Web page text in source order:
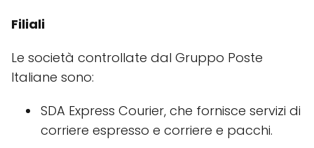
Filiali
Le società controllate dal Gruppo Poste
Italiane sono:
SDA Express Courier, che fornisce servizi di
corriere espresso e corriere e pacchi.